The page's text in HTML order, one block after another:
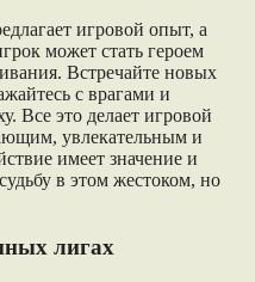
игровой опыт, а
может стать героем
Встречайте новых
с врагами и
Все это делает игровой
увлекательным и
имеет значение и
в этом жестоком, но
лигах